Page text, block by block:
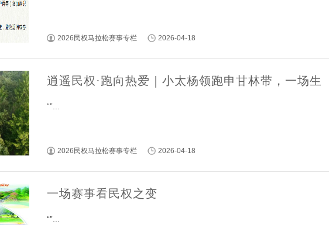
2026民权马拉松赛事专栏 2026-04-18
逍遥民权·跑向热爱｜小太杨领跑申甘林带，一场生
“”...
2026民权马拉松赛事专栏 2026-04-18
一场赛事看民权之变
“”...